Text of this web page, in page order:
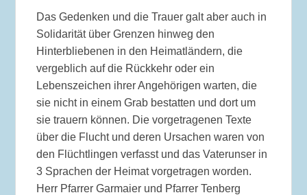
Das Gedenken und die Trauer galt aber auch in
Solidarität über Grenzen hinweg den
Hinterbliebenen in den Heimatländern, die
vergeblich auf die Rückkehr oder ein
Lebenszeichen ihrer Angehörigen warten, die
sie nicht in einem Grab bestatten und dort um
sie trauern können. Die vorgetragenen Texte
über die Flucht und deren Ursachen waren von
den Flüchtlingen verfasst und das Vaterunser in
3 Sprachen der Heimat vorgetragen worden.
Herr Pfarrer Garmaier und Pfarrer Tenberg